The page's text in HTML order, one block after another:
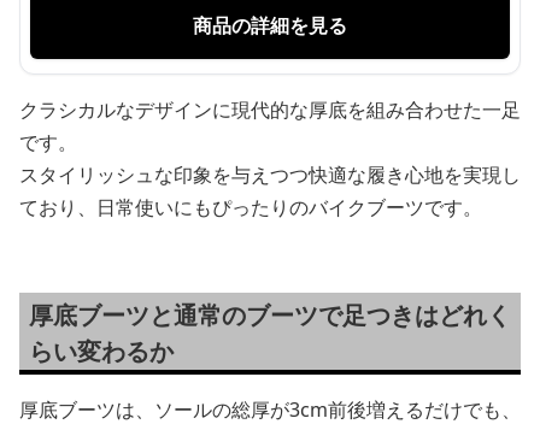
商品の詳細を見る
クラシカルなデザインに現代的な厚底を組み合わせた一足
です。
スタイリッシュな印象を与えつつ快適な履き心地を実現し
ており、日常使いにもぴったりのバイクブーツです。
厚底ブーツと通常のブーツで足つきはどれく
らい変わるか
厚底ブーツは、ソールの総厚が3cm前後増えるだけでも、